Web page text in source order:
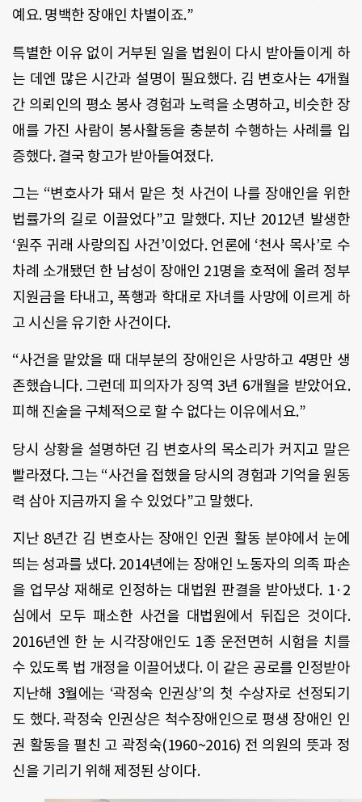
예요. 명백한 장애인 차별이죠.”
특별한 이유 없이 거부된 일을 법원이 다시 받아들이게 하
는 데엔 많은 시간과 설명이 필요했다. 김 변호사는 4개월
간 의뢰인의 평소 봉사 경험과 노력을 소명하고, 비슷한 장
애를 가진 사람이 봉사활동을 충분히 수행하는 사례를 입
증했다. 결국 항고가 받아들여졌다.
그는 “변호사가 돼서 맡은 첫 사건이 나를 장애인을 위한
법률가의 길로 이끌었다”고 말했다. 지난 2012년 발생한
‘원주 귀래 사랑의집 사건’이었다. 언론에 ‘천사 목사’로 수
차례 소개됐던 한 남성이 장애인 21명을 호적에 올려 정부
지원금을 타내고, 폭행과 학대로 자녀를 사망에 이르게 하
고 시신을 유기한 사건이다.
“사건을 맡았을 때 대부분의 장애인은 사망하고 4명만 생
존했습니다. 그런데 피의자가 징역 3년 6개월을 받았어요.
피해 진술을 구체적으로 할 수 없다는 이유에서요.”
당시 상황을 설명하던 김 변호사의 목소리가 커지고 말은
빨라졌다. 그는 “사건을 접했을 당시의 경험과 기억을 원동
력 삼아 지금까지 올 수 있었다”고 말했다.
지난 8년간 김 변호사는 장애인 인권 활동 분야에서 눈에
띄는 성과를 냈다. 2014년에는 장애인 노동자의 의족 파손
을 업무상 재해로 인정하는 대법원 판결을 받아냈다. 1·2
심에서 모두 패소한 사건을 대법원에서 뒤집은 것이다.
2016년엔 한 눈 시각장애인도 1종 운전면허 시험을 치를
수 있도록 법 개정을 이끌어냈다. 이 같은 공로를 인정받아
지난해 3월에는 ‘곽정숙 인권상’의 첫 수상자로 선정되기
도 했다. 곽정숙 인권상은 척수장애인으로 평생 장애인 인
권 활동을 펼친 고 곽정숙(1960~2016) 전 의원의 뜻과 정
신을 기리기 위해 제정된 상이다.